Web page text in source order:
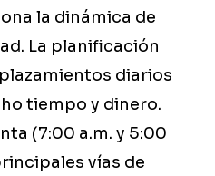
la dinámica de
La planificación
diarios
tiempo y dinero.
(7:00 a.m. y 5:00
vías de